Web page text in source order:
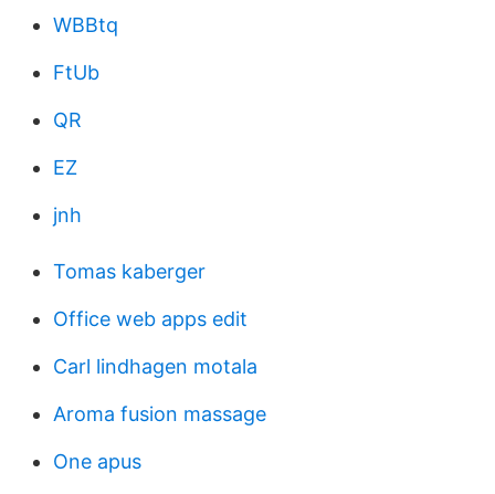
WBBtq
FtUb
QR
EZ
jnh
Tomas kaberger
Office web apps edit
Carl lindhagen motala
Aroma fusion massage
One apus